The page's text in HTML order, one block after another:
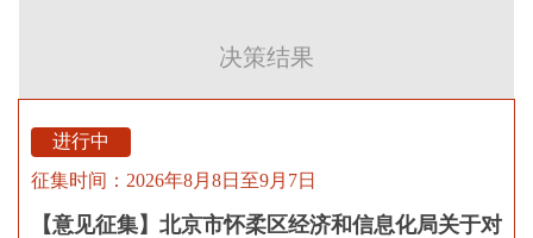
决策结果
进行中
征集时间：2026年8月8日至9月7日
【意见征集】北京市怀柔区经济和信息化局关于对